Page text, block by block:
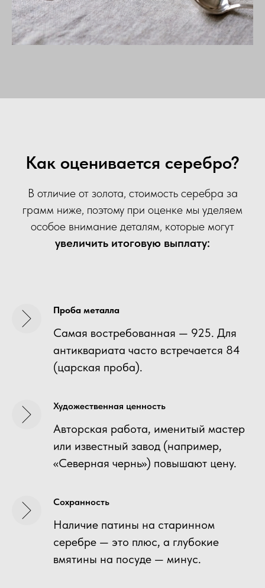
Как оценивается серебро?
В отличие от золота, стоимость серебра за
грамм ниже, поэтому при оценке мы уделяем
особое внимание деталям, которые могут
увеличить итоговую выплату:
Проба металла
Самая востребованная — 925. Для
антиквариата часто встречается 84
(царская проба).
Художественная ценность
Авторская работа, именитый мастер
или известный завод (например,
«Северная чернь») повышают цену.
Сохранность
Наличие патины на старинном
серебре — это плюс, а глубокие
вмятины на посуде — минус.